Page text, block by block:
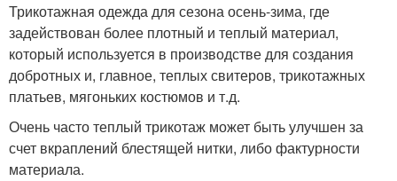
Трикотажная одежда для сезона осень-зима, где
задействован более плотный и теплый материал,
который используется в производстве для создания
добротных и, главное, теплых свитеров, трикотажных
платьев, мягоньких костюмов и т.д.
Очень часто теплый трикотаж может быть улучшен за
счет вкраплений блестящей нитки, либо фактурности
материала.